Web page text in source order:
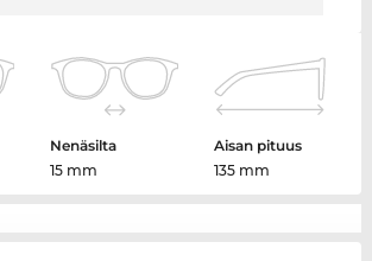
Nenäsilta
15 mm
Aisan pituus
135 mm